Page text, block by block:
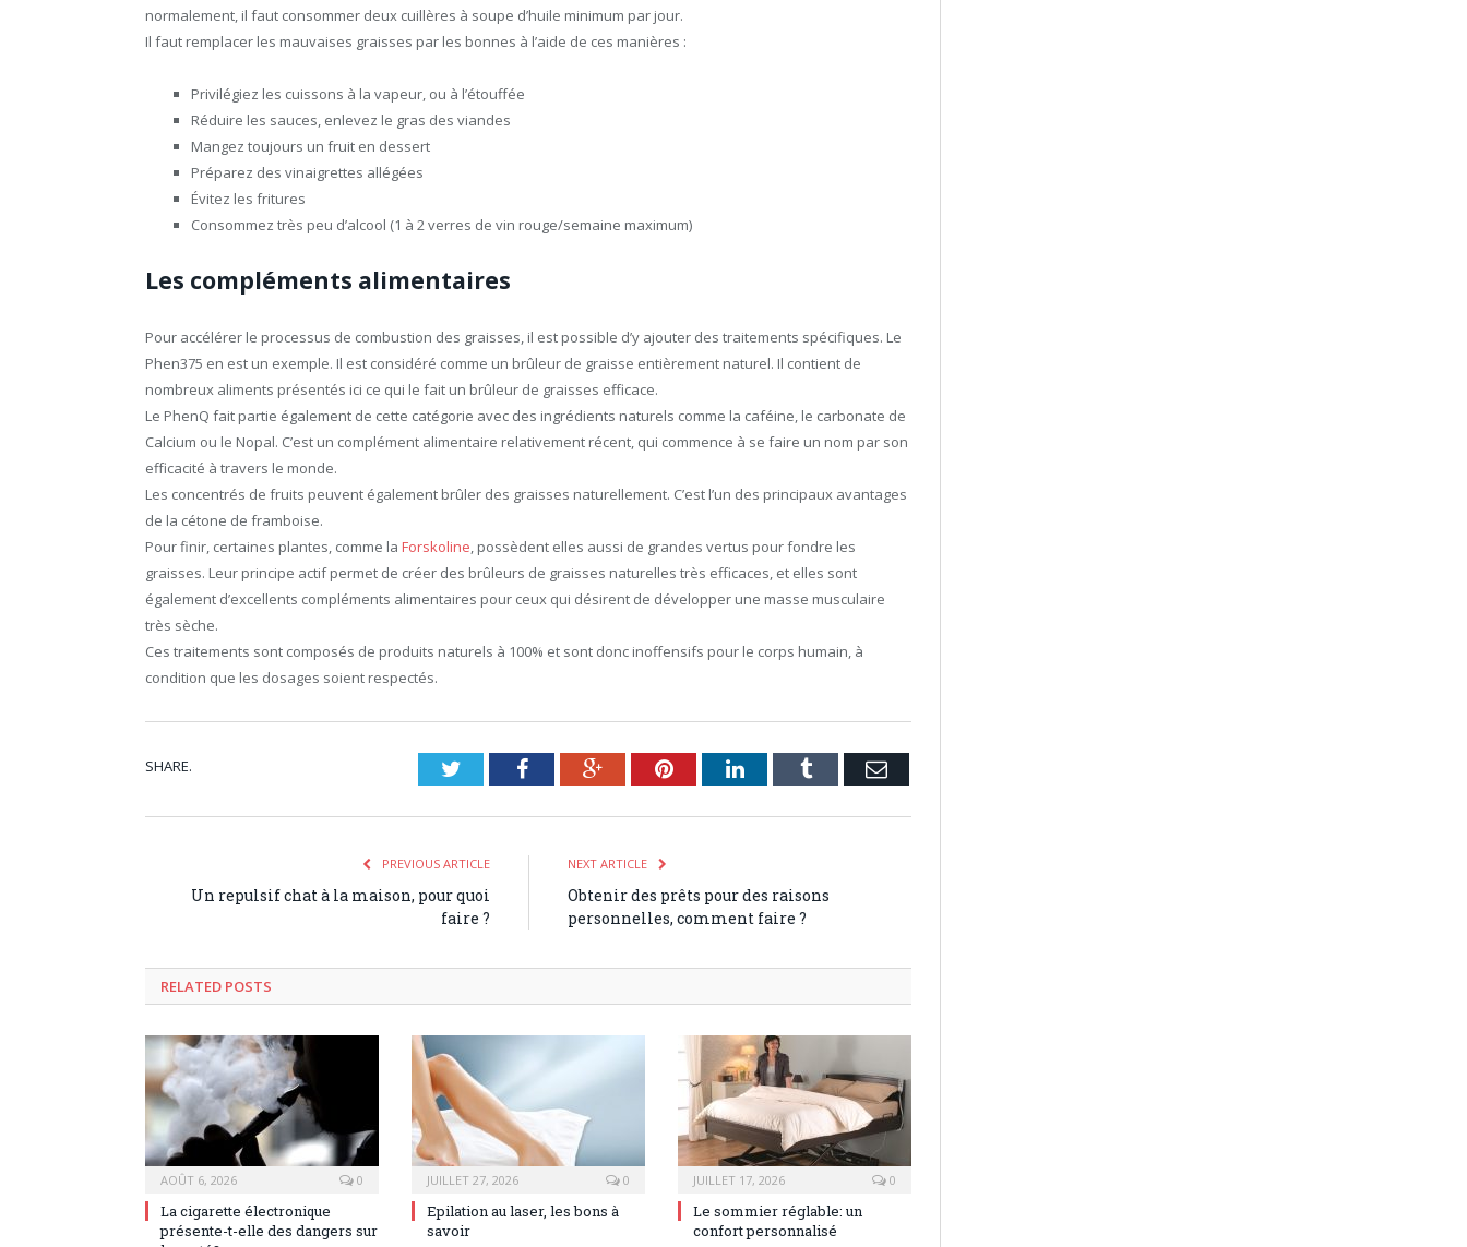
normalement, il faut consommer deux cuillères à soupe d’huile minimum par jour.
Il faut remplacer les mauvaises graisses par les bonnes à l’aide de ces manières :
Privilégiez les cuissons à la vapeur, ou à l’étouffée
Réduire les sauces, enlevez le gras des viandes
Mangez toujours un fruit en dessert
Préparez des vinaigrettes allégées
Évitez les fritures
Consommez très peu d’alcool (1 à 2 verres de vin rouge/semaine maximum)
Les compléments alimentaires
Pour accélérer le processus de combustion des graisses, il est possible d’y ajouter des traitements spécifiques. Le
Phen375 en est un exemple. Il est considéré comme un brûleur de graisse entièrement naturel. Il contient de
nombreux aliments présentés ici ce qui le fait un brûleur de graisses efficace.
Le PhenQ fait partie également de cette catégorie avec des ingrédients naturels comme la caféine, le carbonate de
Calcium ou le Nopal. C’est un complément alimentaire relativement récent, qui commence à se faire un nom par son
efficacité à travers le monde.
Les concentrés de fruits peuvent également brûler des graisses naturellement. C’est l’un des principaux avantages
de la cétone de framboise.
Pour finir, certaines plantes, comme la Forskoline, possèdent elles aussi de grandes vertus pour fondre les
graisses. Leur principe actif permet de créer des brûleurs de graisses naturelles très efficaces, et elles sont
également d’excellents compléments alimentaires pour ceux qui désirent de développer une masse musculaire
très sèche.
Ces traitements sont composés de produits naturels à 100% et sont donc inoffensifs pour le corps humain, à
condition que les dosages soient respectés.
SHARE. TwitterFacebookGoogle+PinterestLinkedInTumblr Email
PREVIOUS ARTICLE
Un repulsif chat à la maison, pour quoi
faire ?
NEXT ARTICLE
Obtenir des prêts pour des raisons
personnelles, comment faire ?
RELATED POSTS
AOÛT 6, 2026 0
La cigarette électronique
présente-t-elle des dangers sur
JUILLET 27, 2026 0
Epilation au laser, les bons à
savoir
JUILLET 17, 2026 0
Le sommier réglable: un
confort personnalisé